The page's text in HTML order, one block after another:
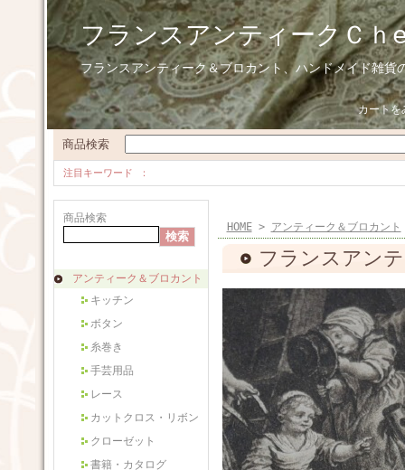
フランスアンティークＣｈ
フランスアンティーク＆ブロカント、ハンドメイド雑貨
カートを
商品検索
注目キーワード
商品検索
アンティーク＆ブロカント
キッチン
ボタン
糸巻き
手芸用品
レース
カットクロス・リボン
クローゼット
書籍・カタログ
HOME> アンティーク＆ブロカント
フランスアン